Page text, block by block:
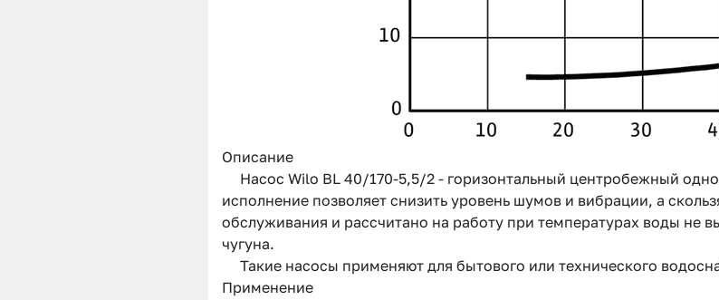
Описание
Насос Wilo BL 40/170-5,5/2 - горизонтальный центробежный
исполнение позволяет снизить уровень шумов и вибрации, а
обслуживания и рассчитано на работу при температурах воды не
чугуна.
Такие насосы применяют для бытового или технического
Применение